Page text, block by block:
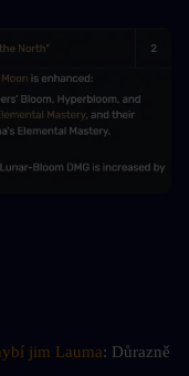
jim Lauma: Důrazně